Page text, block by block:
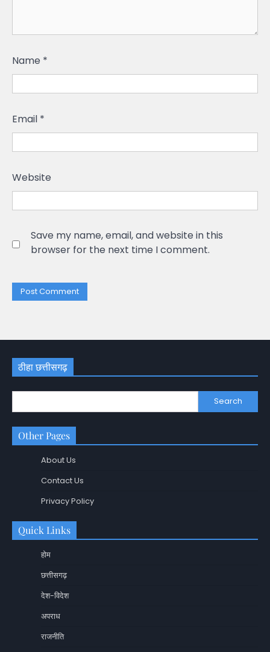
Name *
Email *
Website
Save my name, email, and website in this
browser for the next time I comment.
ठीहा छत्तीसगढ़
Search
Other Pages
About Us
Contact Us
Privacy Policy
Quick Links
होम
छत्तीसगढ़
देश-विदेश
अपराध
राजनीति